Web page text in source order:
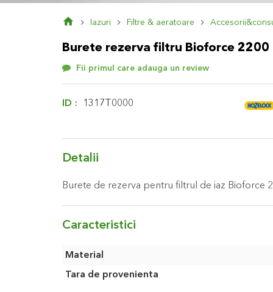
Iazuri Filtre & aeratoare
Burete rezerva filtru Bioforce 2200
Fii primul care adauga un review
ID 1317T0000
Detalii
Burete de rezerva pentru filtrul de iaz Bioforce
Caracteristici
Caracteristici
Material
Tara de provenienta